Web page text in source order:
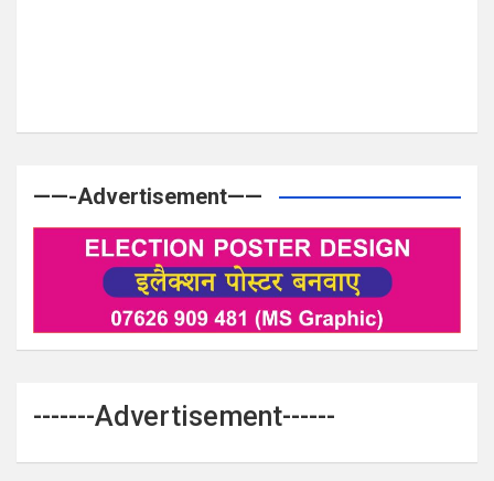
——-Advertisement——
-------Advertisement------